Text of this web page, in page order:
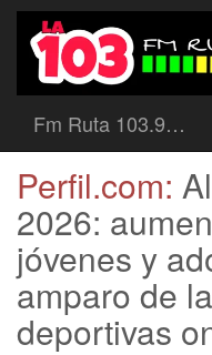
Fm Ruta 103.9…
Perfil.com:
2026:
jóvenes y
amparo de
deportivas